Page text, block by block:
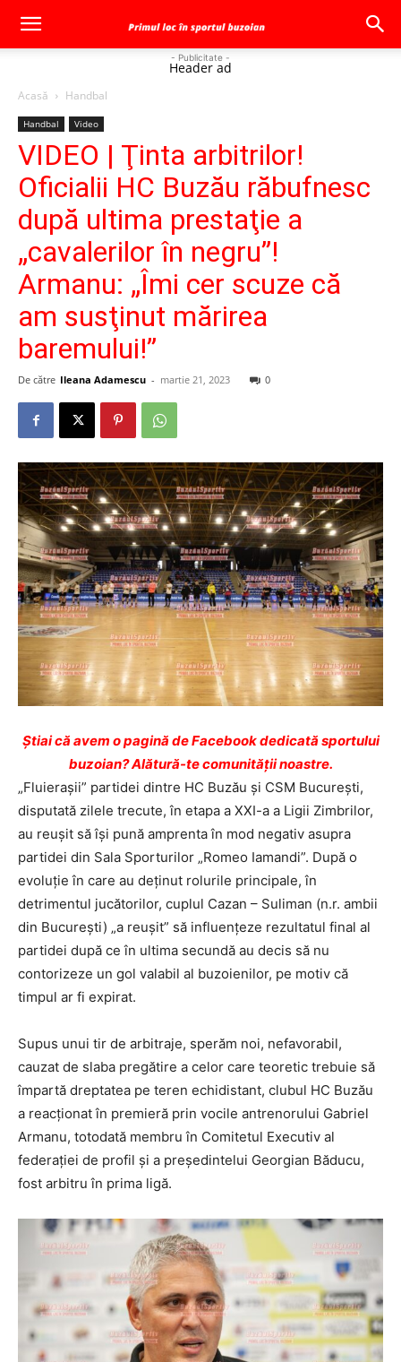
- Publicitate -
Header ad
Acasă Handbal
Handbal Video
VIDEO | Ţinta arbitrilor!
Oficialii HC Buzău răbufnesc
după ultima prestaţie a
„cavalerilor în negru”!
Armanu: „Îmi cer scuze că
am susţinut mărirea
baremului!”
De către Ileana Adamescu - martie 21, 2023 0
Ştiai că avem o pagină de Facebook dedicată sportului
buzoian? Alătură-te comunității noastre.
„Fluieraşii” partidei dintre HC Buzău şi CSM Bucureşti,
disputată zilele trecute, în etapa a XXI-a a Ligii Zimbrilor,
au reuşit să îşi pună amprenta în mod negativ asupra
partidei din Sala Sporturilor „Romeo Iamandi”. După o
evoluţie în care au deţinut rolurile principale, în
detrimentul jucătorilor, cuplul Cazan – Suliman (n.r. ambii
din Bucureşti) „a reuşit” să influenţeze rezultatul final al
partidei după ce în ultima secundă au decis să nu
contorizeze un gol valabil al buzoienilor, pe motiv că
timpul ar fi expirat.
Supus unui tir de arbitraje, sperăm noi, nefavorabil,
cauzat de slaba pregătire a celor care teoretic trebuie să
împartă dreptatea pe teren echidistant, clubul HC Buzău
a reacţionat în premieră prin vocile antrenorului Gabriel
Armanu, totodată membru în Comitetul Executiv al
federaţiei de profil şi a preşedintelui Georgian Băducu,
fost arbitru în prima ligă.